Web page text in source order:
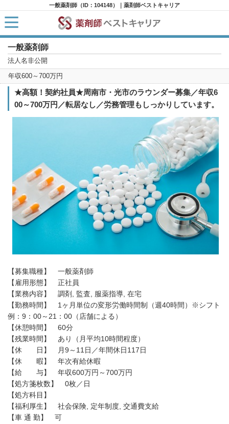
一般薬剤師（ID：104148）｜薬剤師ベストキャリア
一般薬剤師
法人名非公開
年収600～700万円
★高額！契約社員★周南市・光市のラウンダー募集／年収6
00～700万円／転居なし／労務管理もしっかりしています。
【募集職種】 一般薬剤師
【雇用形態】 正社員
【業務内容】 調剤, 監査, 服薬指導, 在宅
【勤務時間】 1ヶ月単位の変形労働時間制（週40時間）※シフト
例：9：00～21：00（店舗による）
【休憩時間】 60分
【残業時間】 あり（月平均10時間程度）
【休 日】 月9～11日／年間休日117日
【休 暇】 年次有給休暇
【給 与】 年収600万円～700万円
【処方箋枚数】 0枚／日
【処方科目】
【福利厚生】 社会保険, 定年制度, 交通費支給
【車 通 勤】 可
HOME
求人検索
新着求人
求人ランキング
キャリアアドバイザー紹介
コラム
転職支援サービスに申し込む